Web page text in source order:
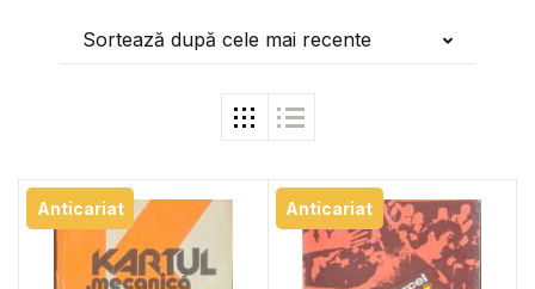
Sortează după cele mai recente
Anticariat Anticariat